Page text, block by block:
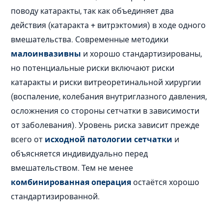
поводу катаракты, так как объединяет два
действия (катаракта + витрэктомия) в ходе одного
вмешательства. Современные методики
малоинвазивны и хорошо стандартизированы,
но потенциальные риски включают риски
катаракты и риски витреоретинальной хирургии
(воспаление, колебания внутриглазного давления,
осложнения со стороны сетчатки в зависимости
от заболевания). Уровень риска зависит прежде
всего от исходной патологии сетчатки и
объясняется индивидуально перед
вмешательством. Тем не менее
комбинированная операция остаётся хорошо
стандартизированной.